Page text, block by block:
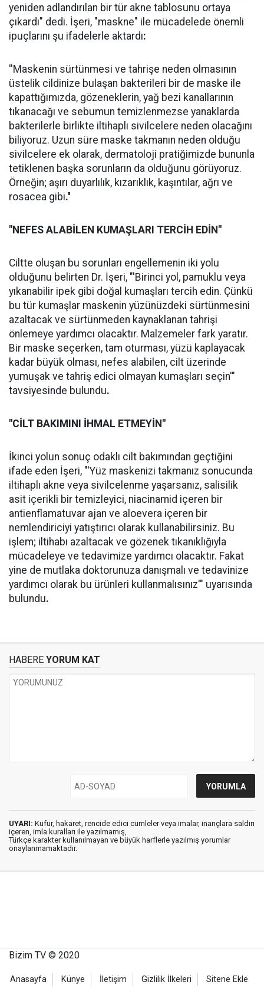
yeniden adlandırılan bir tür akne tablosunu ortaya
çıkardı" dedi. İşeri, "maskne" ile mücadelede önemli
ipuçlarını şu ifadelerle aktardı:
''Maskenin sürtünmesi ve tahrişe neden olmasının
üstelik cildinize bulaşan bakterileri bir de maske ile
kapattığımızda, gözeneklerin, yağ bezi kanallarının
tıkanacağı ve sebumun temizlenmezse yanaklarda
bakterilerle birlikte iltihaplı sivilcelere neden olacağını
biliyoruz. Uzun süre maske takmanın neden olduğu
sivilcelere ek olarak, dermatoloji pratiğimizde bununla
tetiklenen başka sorunların da olduğunu görüyoruz.
Örneğin; aşırı duyarlılık, kızarıklık, kaşıntılar, ağrı ve
rosacea gibi.''
"NEFES ALABİLEN KUMAŞLARI TERCİH EDİN"
Ciltte oluşan bu sorunları engellemenin iki yolu
olduğunu belirten Dr. İşeri, "'Birinci yol, pamuklu veya
yıkanabilir ipek gibi doğal kumaşları tercih edin. Çünkü
bu tür kumaşlar maskenin yüzünüzdeki sürtünmesini
azaltacak ve sürtünmeden kaynaklanan tahrişi
önlemeye yardımcı olacaktır. Malzemeler fark yaratır.
Bir maske seçerken, tam oturması, yüzü kaplayacak
kadar büyük olması, nefes alabilen, cilt üzerinde
yumuşak ve tahriş edici olmayan kumaşları seçin'"
tavsiyesinde bulundu.
"CİLT BAKIMINI İHMAL ETMEYİN"
İkinci yolun sonuç odaklı cilt bakımından geçtiğini
ifade eden İşeri, "'Yüz maskenizi takmanız sonucunda
iltihaplı akne veya sivilcelenme yaşarsanız, salisilik
asit içerikli bir temizleyici, niacinamid içeren bir
antienflamatuvar ajan ve aloevera içeren bir
nemlendiriciyi yatıştırıcı olarak kullanabilirsiniz. Bu
işlem; iltihabı azaltacak ve gözenek tıkanıklığıyla
mücadeleye ve tedavimize yardımcı olacaktır. Fakat
yine de mutlaka doktorunuza danışmalı ve tedavinize
yardımcı olarak bu ürünleri kullanmalısınız'" uyarısında
bulundu.
HABERE YORUM KAT
UYARI: Küfür, hakaret, rencide edici cümleler veya imalar, inançlara saldırı
içeren, imla kuralları ile yazılmamış,
Türkçe karakter kullanılmayan ve büyük harflerle yazılmış yorumlar
onaylanmamaktadır.
Bizim TV © 2020
Anasayfa Künye İletişim Gizlilik İlkeleri Sitene Ekle